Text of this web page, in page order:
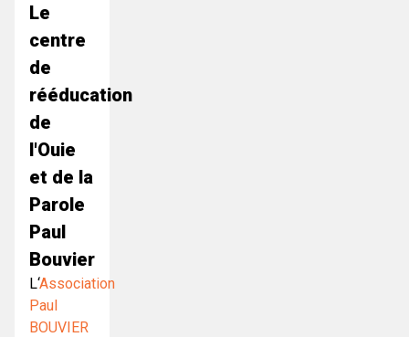
Le
centre
de
rééducation
de
l'Ouie
et de la
Parole
Paul
Bouvier
L‘Association
Paul
BOUVIER